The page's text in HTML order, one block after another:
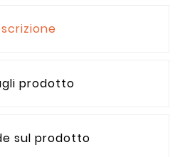
prodotto
sul prodotto